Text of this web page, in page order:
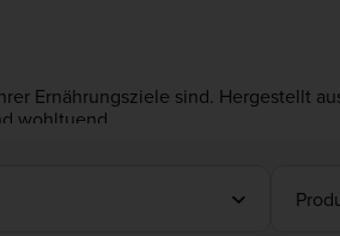
Ernährungsziele sind. Hergestellt
wohltuend.